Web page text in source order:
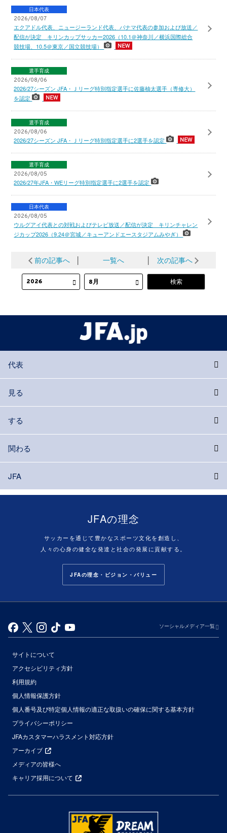
日本代表
2026/08/07
エクアドル代表、ニュージーランド代表、パナマ代表の参加および放送／
配信が決定 キリンカップサッカー2026（10.1＠神奈川／横浜国際総合
競技場、10.5＠東京／国立競技場）
選手育成
2026/08/06
2026/27シーズン JFA・Ｊリーグ特別指定選手に佐藤柚太選手（専修大）
を認定
選手育成
2026/08/06
2026/27シーズン JFA・Ｊリーグ特別指定選手に2選手を認定
選手育成
2026/08/05
2026/27年JFA・WEリーグ特別指定選手に2選手を認定
日本代表
2026/08/05
ウルグアイ代表との対戦およびテレビ放送／配信が決定 キリンチャレン
ジカップ2026（9.24＠宮城／キューアンドエースタジアムみやぎ）
前の記事へ 一覧へ 次の記事へ
代表
見る
する
関わる
JFA
JFAの理念
サッカーを通じて豊かなスポーツ文化を創造し、
人々の心身の健全な発達と社会の発展に貢献する。
JFAの理念・ビジョン・バリュー
ソーシャルメディア一覧
サイトについて
アクセシビリティ方針
利用規約
個人情報保護方針
個人番号及び特定個人情報の適正な取扱いの確保に関する基本方針
プライバシーポリシー
JFAカスタマーハラスメント対応方針
アーカイブ
メディアの皆様へ
キャリア採用について